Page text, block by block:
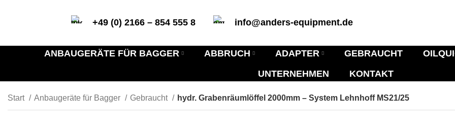
+49 (0) 2166 – 854 555 8 info@anders-equipment.de
ANBAUGERÄTE FÜR BAGGER ABBRUCH ADAPTER GEBRAUCHT
UNTERNEHMEN
KONTAKT
Start Anbaugeräte für Bagger Gebraucht hydr. Grabenräumlöffel 2000mm – System Lehnhoff MS21/25